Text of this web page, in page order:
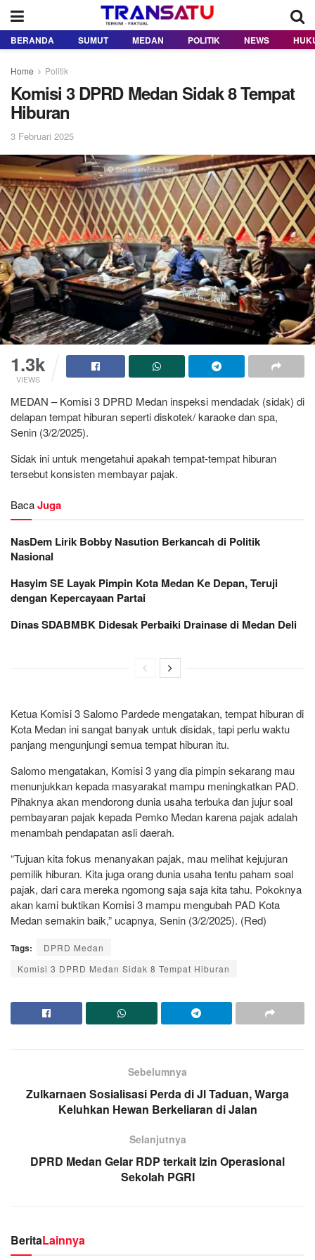
BERANDA SUMUT MEDAN POLITIK NEWS
Home Politik
Komisi 3 DPRD Medan Sidak 8 Tempat
Hiburan
3 Februari 2025
1.3k
VIEWS
MEDAN – Komisi 3 DPRD Medan inspeksi mendadak (sidak) di
delapan tempat hiburan seperti diskotek/ karaoke dan spa,
Senin (3/2/2025).
Sidak ini untuk mengetahui apakah tempat-tempat hiburan
tersebut konsisten membayar pajak.
BacaJuga
NasDem Lirik Bobby Nasution Berkancah di Politik
Nasional
Hasyim SE Layak Pimpin Kota Medan Ke Depan, Teruji
dengan Kepercayaan Partai
Dinas SDABMBK Didesak Perbaiki Drainase di Medan Deli
Ketua Komisi 3 Salomo Pardede mengatakan, tempat hiburan di
Kota Medan ini sangat banyak untuk disidak, tapi perlu waktu
panjang mengunjungi semua tempat hiburan itu.
Salomo mengatakan, Komisi 3 yang dia pimpin sekarang mau
menunjukkan kepada masyarakat mampu meningkatkan PAD.
Pihaknya akan mendorong dunia usaha terbuka dan jujur soal
pembayaran pajak kepada Pemko Medan karena pajak adalah
menambah pendapatan asli daerah.
“Tujuan kita fokus menanyakan pajak, mau melihat kejujuran
pemilik hiburan. Kita juga orang dunia usaha tentu paham soal
pajak, dari cara mereka ngomong saja saja kita tahu. Pokoknya
akan kami buktikan Komisi 3 mampu mengubah PAD Kota
Medan semakin baik,” ucapnya, Senin (3/2/2025). (Red)
Tags:
DPRD Medan
Komisi 3 DPRD Medan Sidak 8 Tempat Hiburan
Sebelumnya
Zulkarnaen Sosialisasi Perda di Jl Taduan, Warga
Keluhkan Hewan Berkeliaran di Jalan
Selanjutnya
DPRD Medan Gelar RDP terkait Izin Operasional
Sekolah PGRI
BeritaLainnya